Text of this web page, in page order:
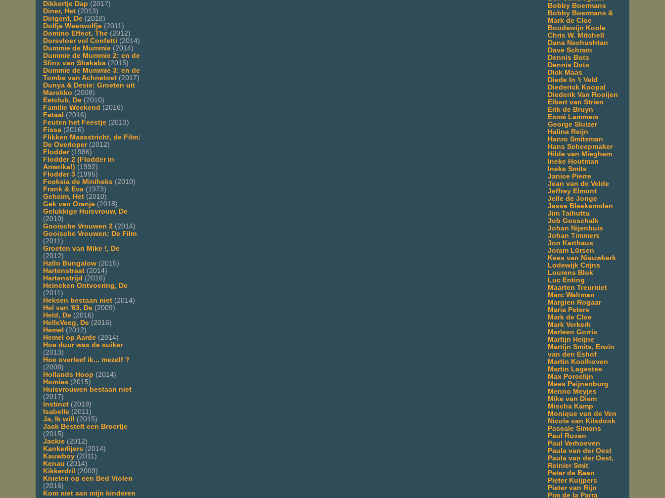
Dikkertje Dap (2017)
Diner, Het (2013)
Dirigent, De (2018)
Dolfje Weerwolfje (2011)
Domino Effect, The (2012)
Dorsvloer vol Confetti (2014)
Dummie de Mummie (2014)
Dummie de Mummie 2: en de
Sfinx van Shakaba (2015)
Dummie de Mummie 3: en de
Tombe van Achnetoet (2017)
Dunya & Desie: Groeten uit
Marokko (2008)
Eetclub, De (2010)
Familie Weekend (2016)
Fataal (2016)
Feuten het Feestje (2013)
Fissa (2016)
Flikken Maasstricht, de Film:
De Overloper(2012)
Flodder(1986)
Flodder 2 (Flodder in
Amerika!) (1992)
Flodder 3 (1995)
Foeksia de Miniheks (2010)
Frank & Eva (1973)
Geheim, Het (2010)
Gek van Oranje (2018)
Gelukkige Huisvrouw, De
(2010)
Gooische Vrouwen 2 (2014)
Gooische Vrouwen: De Film
(2011)
Groeten van Mike !, De
(2012)
Hallo Bungalow (2015)
Hartenstraat (2014)
Hartenstrijd (2016)
Heineken Ontvoering, De
(2011)
Heksen bestaan niet (2014)
Hel van '63, De (2009)
Held, De (2016)
HelleVeeg, De (2016)
Hemel (2012)
Hemel op Aarde (2014)
Hoe duur was de suiker
(2013)
Hoe overleef ik... mezelf ?
(2008)
Hollands Hoop (2014)
Homies (2015)
Huisvrouwen bestaan niet
(2017)
Instinct (2019)
Isabelle (2011)
Ja, Ik wil! (2015)
Jack Bestelt een Broertje
(2015)
Jackie (2012)
Kankerlijers (2014)
Kauwboy (2011)
Kenau (2014)
Kikkerdril (2009)
Knielen op een Bed Violen
(2016)
Kom niet aan mijn kinderen
Bobby Boermans
Bobby Boermans &
Mark de Cloe
Boudewijn Koole
Chris W. Mitchell
Dana Nechushtan
Dave Schram
Dennis Bots
Dennis Dots
Dick Maas
Diede In 't Veld
Diederick Koopal
Diederik Van Rooijen
Elbert van Strien
Erik de Bruyn
Esmé Lammers
George Sluizer
Halina Reijn
Hanro Smitsman
Hans Scheepmaker
Hilde van Mieghem
Ineke Houtman
Ineke Smits
Janice Pierre
Jean van de Velde
Jeffrey Elmont
Jelle de Jonge
Jesse Bleekemolen
Jim Taihuttu
Job Gosschalk
Johan Nijenhuis
Johan Timmers
Jon Karthaus
Joram Lürsen
Kees van Nieuwkerk
Lodewijk Crijns
Lourens Blok
Luc Enting
Maarten Treurniet
Marc Waltman
Margien Rogaar
Maria Peters
Mark de Cloe
Mark Verkerk
Marleen Gorris
Martijn Heijne
Martijn Smits, Erwin
van den Eshof
Martin Koolhoven
Martin Lagestee
Max Porcelijn
Mees Peijnenburg
Menno Meyjes
Mike van Diem
Mischa Kamp
Monique van de Ven
Nicole van Kilsdonk
Pascale Simons
Paul Ruven
Paul Verhoeven
Paula van der Oest
Paula van der Oest,
Reinier Smit
Peter de Baan
Pieter Kuijpers
Pieter van Rijn
Pim de la Parra